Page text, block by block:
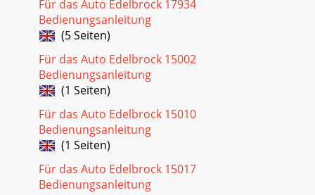
Für das Auto Edelbrock 17934
Bedienungsanleitung
(5 Seiten)
Für das Auto Edelbrock 15002
Bedienungsanleitung
(1 Seiten)
Für das Auto Edelbrock 15010
Bedienungsanleitung
(1 Seiten)
Für das Auto Edelbrock 15017
Bedienungsanleitung